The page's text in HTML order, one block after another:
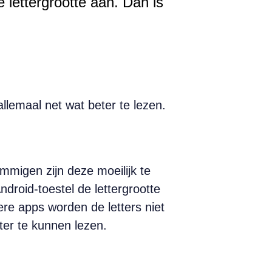
net wat beter te lezen.
zijn deze moeilijk te
toestel de lettergrootte
apps worden de letters niet
te kunnen lezen.